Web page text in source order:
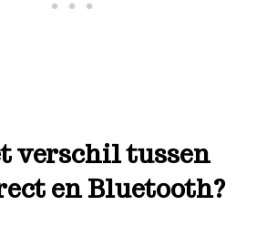
verschil tussen
en Bluetooth?